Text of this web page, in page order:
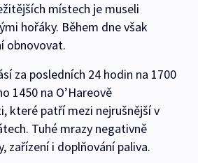
místech je museli
hořáky. Během dne však
obnovovat.
za posledních 24 hodin na 1700
1450 na O’Hareově
které patří mezi nejrušnější v
Tuhé mrazy negativně
zařízení i doplňování paliva.